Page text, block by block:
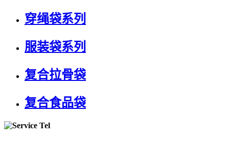
穿绳袋系列
服装袋系列
复合拉骨袋
复合食品袋